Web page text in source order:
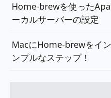
Home-brewを使った
ーカルサーバーの設定
MacにHome-brewをイ
ンプルなステップ！